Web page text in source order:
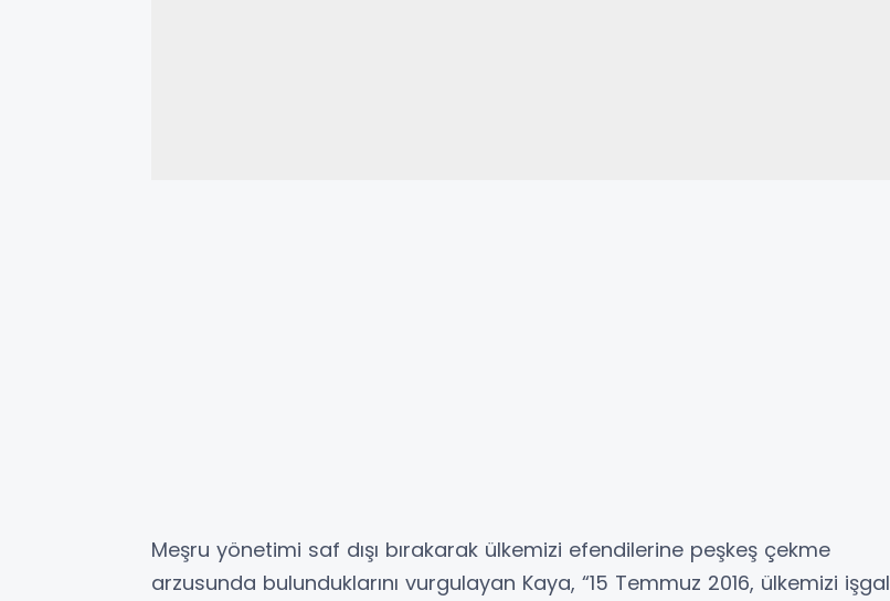
Meşru yönetimi saf dışı bırakarak ülkemizi efendilerine peşkeş çekme
arzusunda bulunduklarını vurgulayan Kaya, “15 Temmuz 2016, ülkemizi işgal